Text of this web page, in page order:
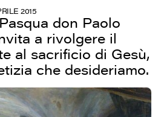
2015
don Paolo
a rivolgere il
al sacrificio di Gesù,
che desideriamo.